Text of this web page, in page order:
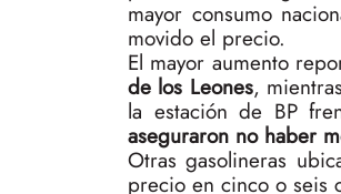
mayor consumo
movido el precio.
El mayor aumento
de los Leones,
la estación de BP
aseguraron no haber
Otras gasolineras
precio en cinco o seis